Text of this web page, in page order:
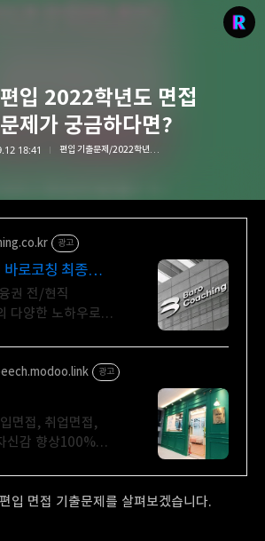
입 2022학년도 면접
제가 궁금하다면?
18:41 편입 기출문제/2022학년도 기출문제
광고
로코칭 최종
름길!
권 전/현직
다양한 노하우로
트와 최신 트렌드
아보세요
광고
면접, 취업면접,
신감 향상100%
입 면접 기출문제를 살펴보겠습니다.
리치의 편입컨설팅
stylerich.co.kr